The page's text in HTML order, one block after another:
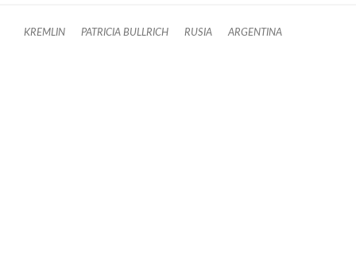
KREMLIN PATRICIA BULLRICH RUSIA ARGENTINA